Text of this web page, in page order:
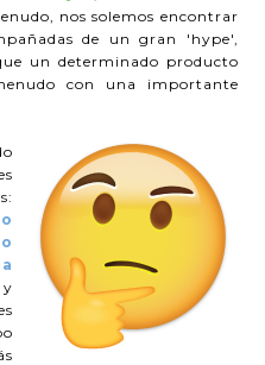
nos solemos encontrar
de un gran 'hype',
un determinado producto
con una importante
y